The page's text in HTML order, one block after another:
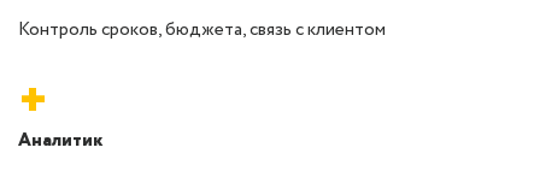
Контроль сроков, бюджета, связь с клиентом
+
Аналитик